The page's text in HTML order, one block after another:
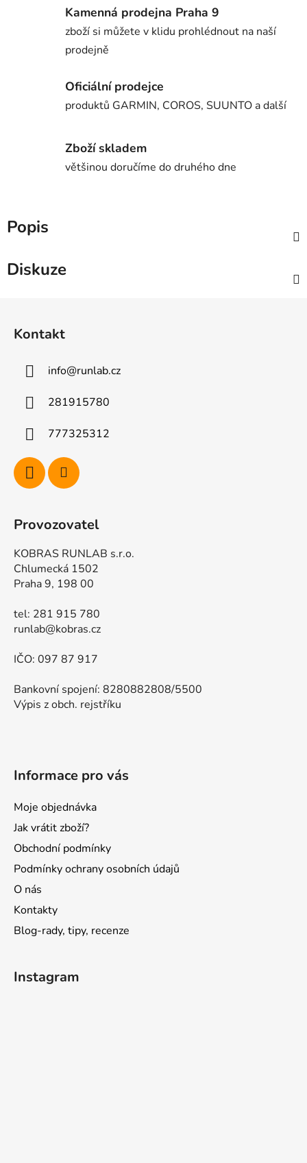
Kamenná prodejna Praha 9
zboží si můžete v klidu prohlédnout na naší
prodejně
Oficiální prodejce
produktů GARMIN, COROS, SUUNTO a další
Zboží skladem
většinou doručíme do druhého dne
Popis
Diskuze
Kontakt
info@runlab.cz
281915780
777325312
Provozovatel
KOBRAS RUNLAB s.r.o.
Chlumecká 1502
Praha 9, 198 00
tel: 281 915 780
runlab@kobras.cz
IČO: 097 87 917
Bankovní spojení: 8280882808/5500
Výpis z obch. rejstříku
Informace pro vás
Moje objednávka
Jak vrátit zboží?
Obchodní podmínky
Podmínky ochrany osobních údajů
O nás
Kontakty
Blog-rady, tipy, recenze
Instagram